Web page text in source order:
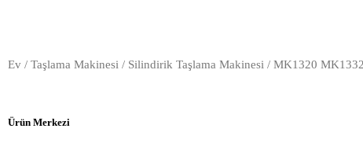
Ev / Taşlama Makinesi / Silindirik Taşlama Makinesi / MK1320
Ürün Merkezi